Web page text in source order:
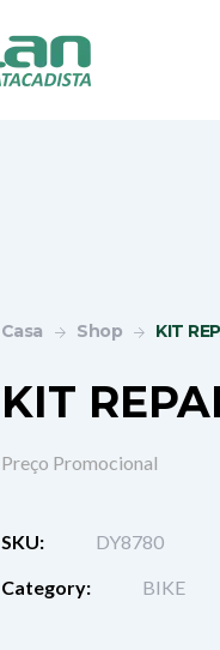
Casa Shop KIT
KIT
Preço Promocional
SKU:
DY8780
Category:
BIKE